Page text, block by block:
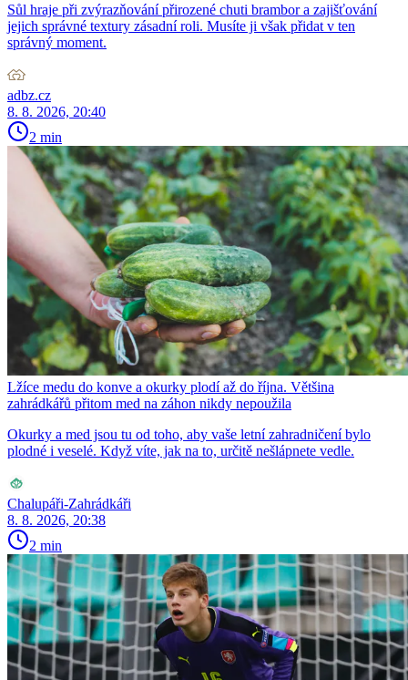
Sůl hraje při zvýrazňování přirozené chuti brambor a zajišťování
jejich správné textury zásadní roli. Musíte ji však přidat v ten
správný moment.
adbz.cz
8. 8. 2026, 20:40
2 min
Lžíce medu do konve a okurky plodí až do října. Většina
zahrádkářů přitom med na záhon nikdy nepoužila
Okurky a med jsou tu od toho, aby vaše letní zahradničení bylo
plodné i veselé. Když víte, jak na to, určitě nešlápnete vedle.
Chalupáři-Zahrádkáři
8. 8. 2026, 20:38
2 min